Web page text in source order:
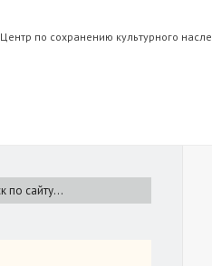
Центр по сохранению культурного